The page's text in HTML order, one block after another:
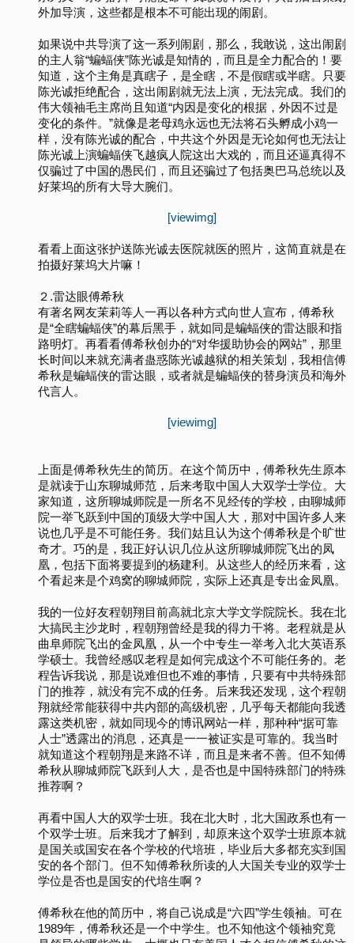
外加导演，这些都是根本不可能出现的闹剧。
如果说中共导演了这一系列闹剧，那么，我敢说，这出闹剧
的主人翁“蝙蝠侠”陈光诚是知情的，而且是全力配合的！要
知道，这个主角是真瞎子，是全瞎，不是假瞎或半瞎。只要
陈光诚拒绝配合，这出闹剧就无法上演，无法完成。我们的
伟大领袖毛主席尚且知道“内因是变化的根据，外因不过是
变化的条件。”就像是老母鸡永远也无法将石头孵成小鸡一
样，没有陈光诚的配合，中共这个外因是无论如何也无法让
陈光诚上演蝙蝠侠飞越疯人院这出大戏的，而且还逼真得不
仅骗过了中国的愚民们，而且还骗过了包括奥巴马总统以及
好莱坞的所有大导大腕们。
[viewimg]
看看上面这张护送陈光诚去医院就医的照片，这简直就是在
拍摄好莱坞大片嘛！
２.雷达眼傅希秋
有著名网友茉莉等人一再以各种方式向世人宣布，傅希秋
是“全瞎蝙蝠侠”的幕后黑手，就如同是蝙蝠侠的雷达眼和指
路明灯。再看看傅希秋创办的“对华援助协会的网站”，那里
长时间以来就充满者蛊惑陈光诚越狱的相关策划，我相信傅
希秋是蝙蝠侠的雷达眼，或者就是蝙蝠侠的替身演员和海外
代言人。
[viewimg]
上面是傅希秋先生的简历。在这个简历中，傅希秋先生原本
是就读于山东聊城师范，后来考取中国人大双学士学位。大
家知道，这所聊城师院是一所名不见经传的学校，由聊城师
院一举飞跃到中国的顶级大学中国人大，那对中国许多人来
说也几乎是不可能任务。我们姑且认为这个傅希秋是个旷世
奇才。巧的是，我正好认识几位从这所聊城师院飞出的凤
凰，包括下面将要提到的杨建利。从这些人的经历来看，这
个看起来是个鸡窝的聊城师院，实际上还真是专出金凤凰。
我的一位好友程朝翔目前高就北京大学文学院院长。我在北
大搞民主沙龙时，程朝翔曾经是我的得力干将。老程就是从
曲阜师院飞出的金凤凰，从一个中专生一举考入北大英语系
学硕士。我曾经感叹老程是如何完成这个不可能任务的。老
程告诉我说，那是说难但也不难的事情，只要有中共特殊部
门的推荐，就没有完不成的任务。后来我还发现，这个程朝
翔就经常能获得中共内部的高级机密，几乎每天都能向我透
露这类机密，就如同现今的博讯网站一样，那种种“据可靠
人士”透露出的消息，还真是一一被证实是可靠的。我当时
就知道这个程朝翔是来路不详，而且是来者不善。但不知傅
希秋从聊城师院飞跃到人大，是否也是中国特殊部门的特殊
推荐啊？
再看中国人大的双学士班。我在北大时，北大国政系也有一
个双学士班。后来我才了解到，却原来这个双学士班原本就
是国关或国安在各个学校的代培班，毕业后大多都充实到国
安的各个部门。但不知傅希秋所读的人大国关专业的双学士
学位是否也是国安的代培生啊？
傅希秋在他的简历中，将自己说成是“六四”学生领袖。可在
1989年，傅希秋还是一个中学生。也不知他这个领袖究竟